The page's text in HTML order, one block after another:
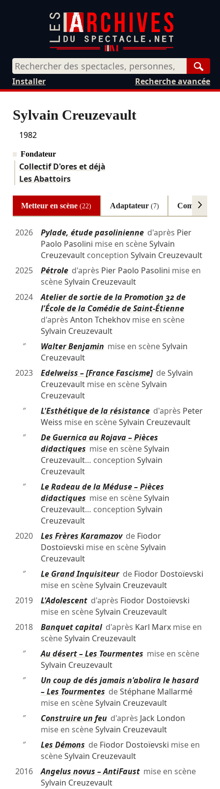
Recherche avancée
Installer
Sylvain Creuzevault
1982
Fondateur
Collectif D'ores et déjà
Les Abattoirs
Metteur en scène(22) Adaptateur (7) Comédien
2026 Pylade, étude pasolinienned'après Pier
Paolo Pasolini mise en scèneSylvain
Creuzevaultconception Sylvain Creuzevault
2025
Pétroled'après Pier Paolo Pasolini mise en
scèneSylvain Creuzevault
2024
Atelier de sortie de la Promotion 32 de
l'École de la Comédie de Saint-Étienne
d'après Anton Tchekhovmise en scène
Sylvain Creuzevault
″
Walter Benjamin mise en scèneSylvain
Creuzevault
2023
Edelweiss – [France Fascisme]deSylvain
Creuzevaultmise en scèneSylvain
Creuzevault
″
L'Esthétique de la résistanced'après Peter
Weiss mise en scèneSylvain Creuzevault
″
De Guernica au Rojava – Pièces
didactiques mise en scèneSylvain
Creuzevault… conception Sylvain
Creuzevault
″
Le Radeau de la Méduse – Pièces
didactiques mise en scèneSylvain
Creuzevault… conception Sylvain
Creuzevault
2020
Les Frères Karamazovde Fiodor
Dostoïevski mise en scèneSylvain
Creuzevault
″
Le Grand Inquisiteurde Fiodor Dostoïevski
mise en scèneSylvain Creuzevault
2019
L'Adolescentd'après Fiodor Dostoïevski
mise en scèneSylvain Creuzevault
2018
Banquet capitald'après Karl Marxmise en
scèneSylvain Creuzevault
″
Au désert – Les Tourmentes mise en scène
Sylvain Creuzevault
″
Un coup de dés jamais n'abolira le hasard
– Les Tourmentes deStéphane Mallarmé
mise en scèneSylvain Creuzevault
″
Construire un feud'après Jack London
mise en scèneSylvain Creuzevault
″
Les Démons de Fiodor Dostoïevski mise en
scèneSylvain Creuzevault
2016
Angelus novus – AntiFaustmise en scène
Sylvain Creuzevault